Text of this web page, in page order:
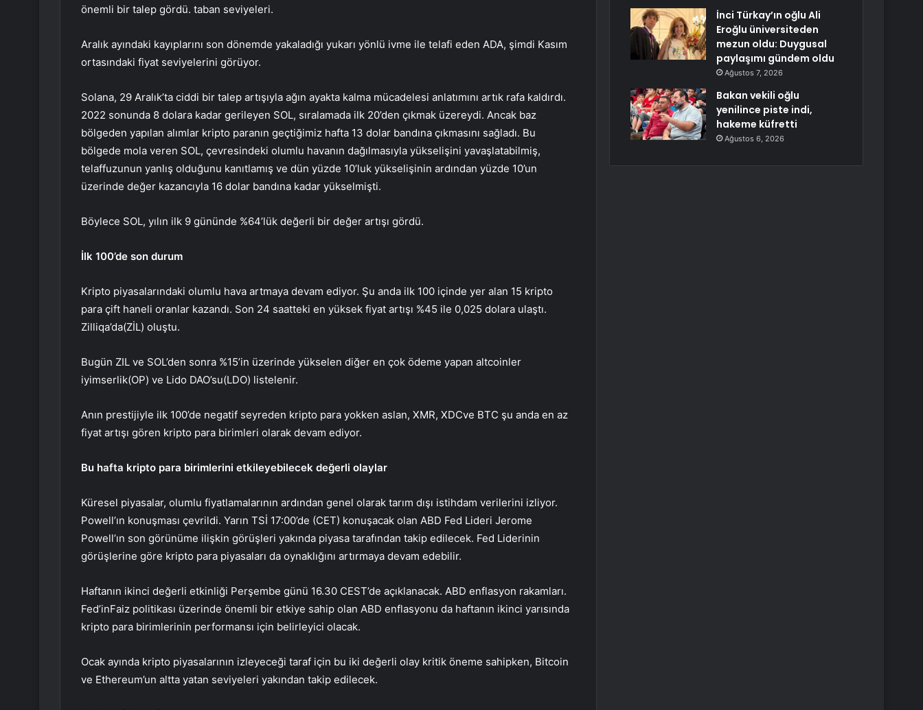
önemli bir talep gördü. taban seviyeleri.
Aralık ayındaki kayıplarını son dönemde yakaladığı yukarı yönlü ivme ile telafi eden ADA, şimdi Kasım
ortasındaki fiyat seviyelerini görüyor.
Solana, 29 Aralık’ta ciddi bir talep artışıyla ağın ayakta kalma mücadelesi anlatımını artık rafa kaldırdı.
2022 sonunda 8 dolara kadar gerileyen SOL, sıralamada ilk 20’den çıkmak üzereydi. Ancak baz
bölgeden yapılan alımlar kripto paranın geçtiğimiz hafta 13 dolar bandına çıkmasını sağladı. Bu
bölgede mola veren SOL, çevresindeki olumlu havanın dağılmasıyla yükselişini yavaşlatabilmiş,
telaffuzunun yanlış olduğunu kanıtlamış ve dün yüzde 10’luk yükselişinin ardından yüzde 10’un
üzerinde değer kazancıyla 16 dolar bandına kadar yükselmişti.
Böylece SOL, yılın ilk 9 gününde %64’lük değerli bir değer artışı gördü.
İlk 100’de son durum
Kripto piyasalarındaki olumlu hava artmaya devam ediyor. Şu anda ilk 100 içinde yer alan 15 kripto
para çift haneli oranlar kazandı. Son 24 saatteki en yüksek fiyat artışı %45 ile 0,025 dolara ulaştı.
Zilliqa’da(ZİL) oluştu.
Bugün ZIL ve SOL’den sonra %15’in üzerinde yükselen diğer en çok ödeme yapan altcoinler
iyimserlik(OP) ve Lido DAO’su(LDO) listelenir.
Anın prestijiyle ilk 100’de negatif seyreden kripto para yokken aslan, XMR, XDCve BTC şu anda en az
fiyat artışı gören kripto para birimleri olarak devam ediyor.
Bu hafta kripto para birimlerini etkileyebilecek değerli olaylar
Küresel piyasalar, olumlu fiyatlamalarının ardından genel olarak tarım dışı istihdam verilerini izliyor.
Powell’ın konuşması çevrildi. Yarın TSİ 17:00’de (CET) konuşacak olan ABD Fed Lideri Jerome
Powell’ın son görünüme ilişkin görüşleri yakında piyasa tarafından takip edilecek. Fed Liderinin
görüşlerine göre kripto para piyasaları da oynaklığını artırmaya devam edebilir.
Haftanın ikinci değerli etkinliği Perşembe günü 16.30 CEST’de açıklanacak. ABD enflasyon rakamları.
Fed’inFaiz politikası üzerinde önemli bir etkiye sahip olan ABD enflasyonu da haftanın ikinci yarısında
kripto para birimlerinin performansı için belirleyici olacak.
Ocak ayında kripto piyasalarının izleyeceği taraf için bu iki değerli olay kritik öneme sahipken, Bitcoin
ve Ethereum’un altta yatan seviyeleri yakından takip edilecek.
İnci Türkay’ın oğlu Ali
Eroğlu üniversiteden
mezun oldu: Duygusal
paylaşımı gündem oldu
Ağustos 7, 2026
Bakan vekili oğlu
yenilince piste indi,
hakeme küfretti
Ağustos 6, 2026